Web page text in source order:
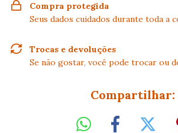
Compra protegida
Seus dados cuidados durante toda a
Trocas e devoluções
Se não gostar, você pode trocar ou
Compartilhar: